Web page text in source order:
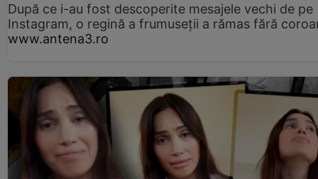
După ce i-au fost descoperite mesajele vechi de pe
Instagram, o regină a frumuseții a rămas fără
www.antena3.ro